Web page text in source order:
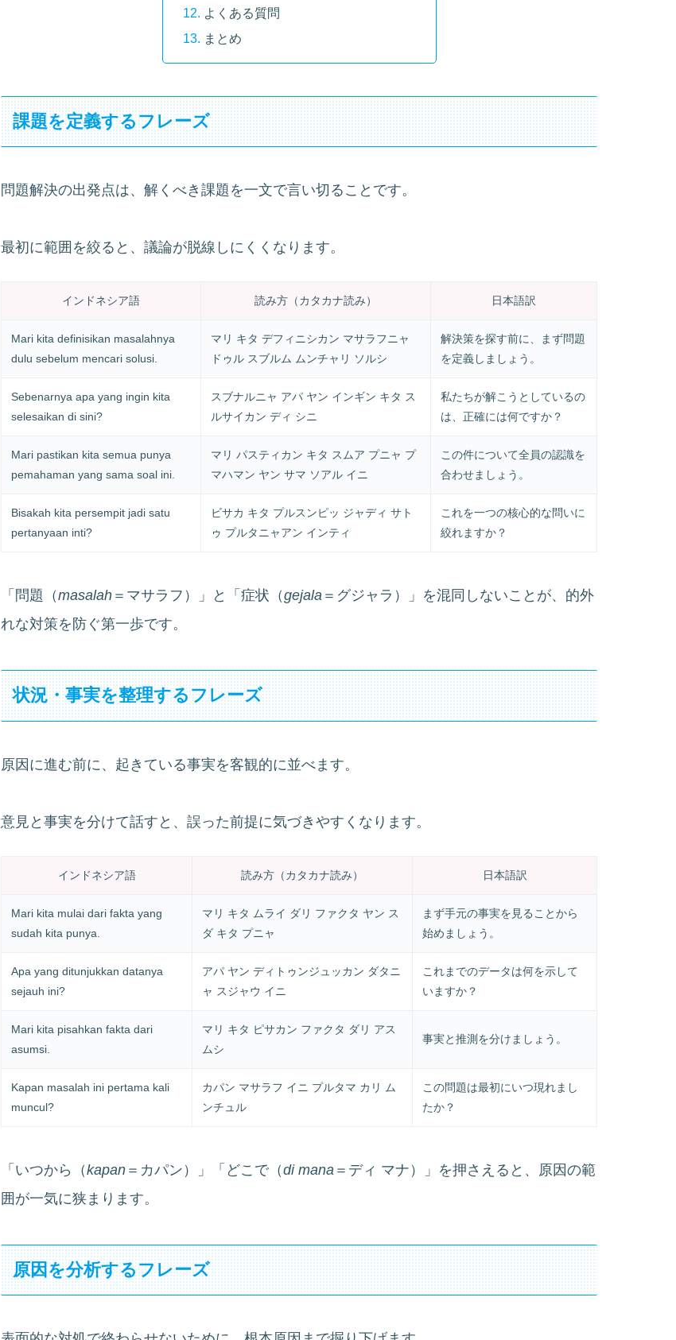
よくある質問
まとめ
課題を定義するフレーズ
問題解決の出発点は、解くべき課題を一文で言い切ることです。
最初に範囲を絞ると、議論が脱線しにくくなります。
インドネシア語 読み方（カタカナ読み） 日本語訳
Mari kita definisikan masalahnya
dulu sebelum mencari solusi.
マリ キタ デフィニシカン マサラフニャ
ドゥル スブルム ムンチャリ ソルシ
解決策を探す前に、まず問題
を定義しましょう。
Sebenarnya apa yang ingin kita
selesaikan di sini?
スブナルニャ アパ ヤン インギン キタ ス
ルサイカン ディ シニ
私たちが解こうとしているの
は、正確には何ですか？
Mari pastikan kita semua punya
pemahaman yang sama soal ini.
マリ パスティカン キタ スムア プニャ プ
マハマン ヤン サマ ソアル イニ
この件について全員の認識を
合わせましょう。
Bisakah kita persempit jadi satu
pertanyaan inti?
ビサカ キタ プルスンピッ ジャディ サト
ゥ プルタニャアン インティ
これを一つの核心的な問いに
絞れますか？
「問題（masalah ＝マサラフ）」と「症状（gejala ＝グジャラ）」を混同しないことが、的外
れな対策を防ぐ第一歩です。
状況・事実を整理するフレーズ
原因に進む前に、起きている事実を客観的に並べます。
意見と事実を分けて話すと、誤った前提に気づきやすくなります。
インドネシア語 読み方（カタカナ読み） 日本語訳
Mari kita mulai dari fakta yang
sudah kita punya.
マリ キタ ムライ ダリ ファクタ ヤン ス
ダ キタ プニャ
まず手元の事実を見ることから
始めましょう。
Apa yang ditunjukkan datanya
sejauh ini?
アパ ヤン ディトゥンジュッカン ダタニ
ャ スジャウ イニ
これまでのデータは何を示して
いますか？
Mari kita pisahkan fakta dari
asumsi.
マリ キタ ピサカン ファクタ ダリ アス
ムシ
事実と推測を分けましょう。
Kapan masalah ini pertama kali
muncul?
カパン マサラフ イニ プルタマ カリ ム
ンチュル
この問題は最初にいつ現れまし
たか？
「いつから（kapan ＝カパン）」「どこで（di mana ＝ディ マナ）」を押さえると、原因の範
囲が一気に狭まります。
原因を分析するフレーズ